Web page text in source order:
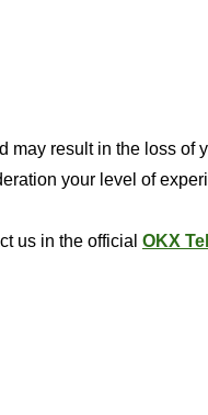
result in the loss of
your level of
us in the official OKX